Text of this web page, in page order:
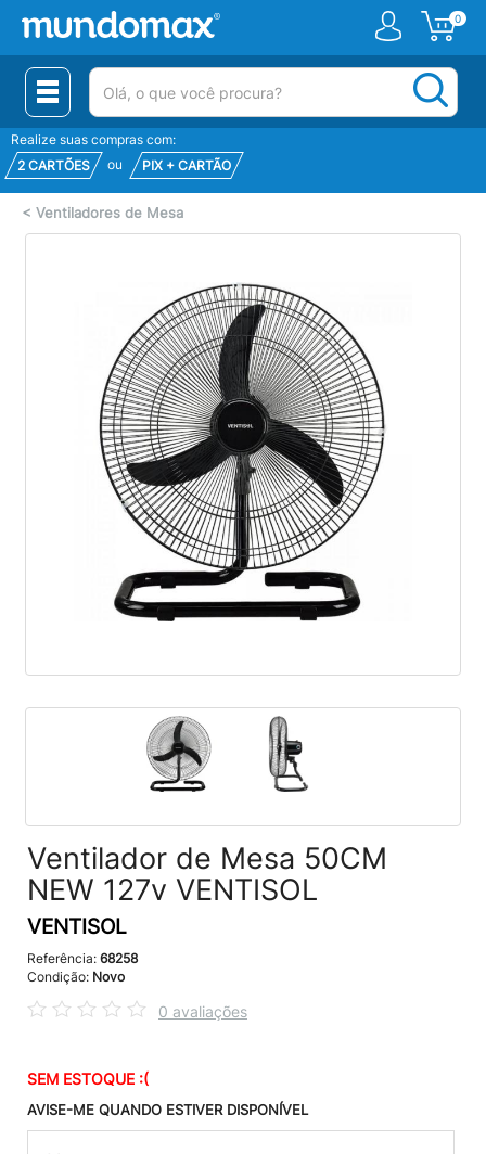
0
(pesquisar)
Realize suas compras com:
2 CARTÕES
ou PIX + CARTÃO
< Ventiladores de Mesa
Ventilador de Mesa 50CM
NEW 127v VENTISOL
VENTISOL
Referência: 68258
Condição: Novo
0 avaliações
SEM ESTOQUE :(
AVISE-ME QUANDO ESTIVER DISPONÍVEL